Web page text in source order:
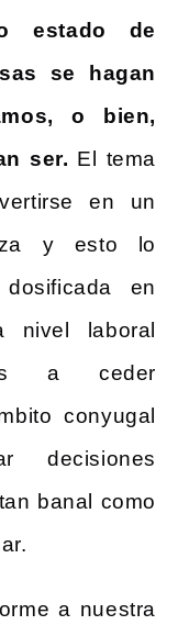
estado de
se hagan
o bien,
ser. El tema
en un
y esto lo
en
laboral
a ceder
conyugal
decisiones
banal como
a nuestra